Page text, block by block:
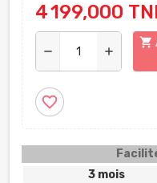
4 199,000
remove add
shopping_cart
favorite_border
3 mois